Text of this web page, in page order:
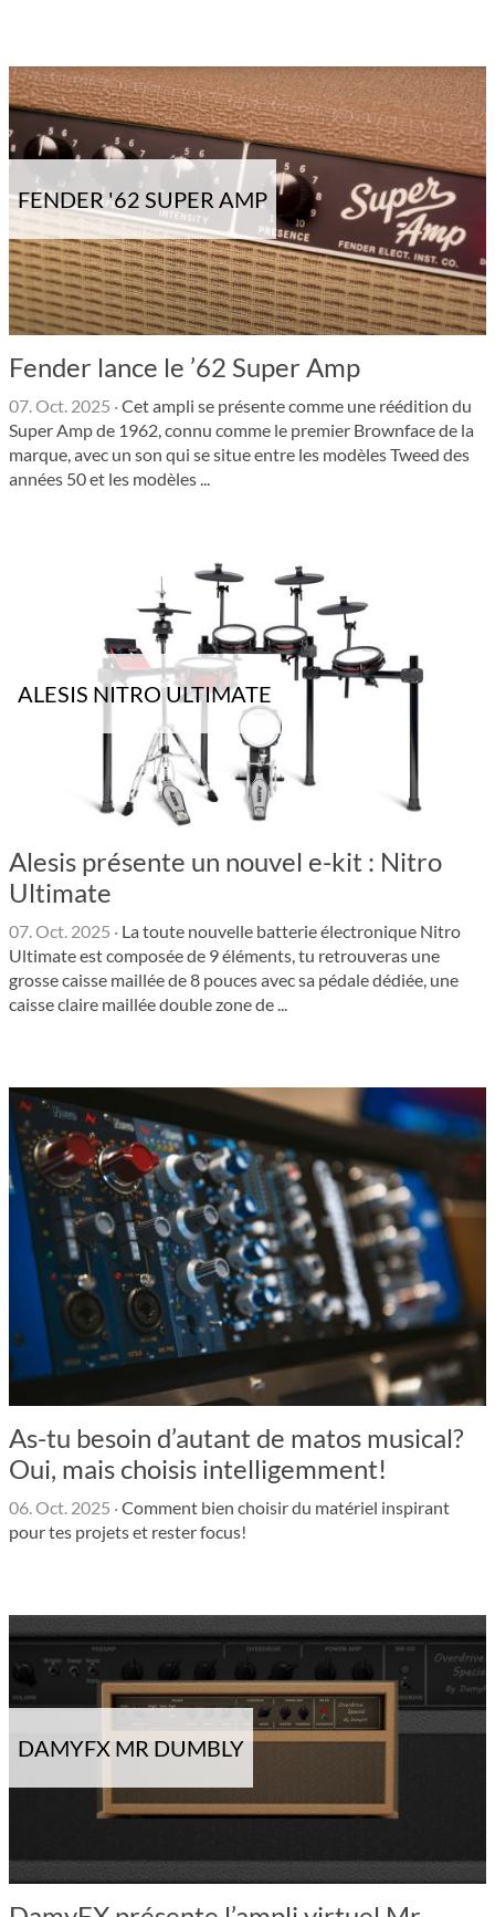
FENDER '62 SUPER AMP
Fender lance le ’62 Super Amp
07. Oct. 2025 ·Cet ampli se présente comme une réédi­tion du
Super Amp de 1962, connu comme le premier Brown­face de la
marque, avec un son qui se situe entre les modèles Tweed des
années 50 et les modèles ...
ALESIS NITRO ULTIMATE
Alesis présente un nouvel e-kit : Nitro
Ultimate
07. Oct. 2025 · La toute nouvelle batterie électronique Nitro
Ultimate est composée de 9 éléments, tu retrouveras une
grosse caisse maillée de 8 pouces avec sa pédale dédiée, une
caisse claire maillée double zone de ...
As-tu besoin d’autant de matos musical?
Oui, mais choisis intelligemment!
06. Oct. 2025 ·Comment bien choisir du matériel inspirant
pour tes projets et rester focus!
DAMYFX MR DUMBLY